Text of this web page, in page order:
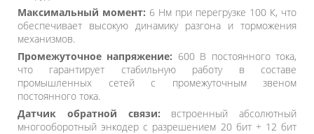
Максимальный момент: 6 Нм при перегрузке 100 К, что
обеспечивает высокую динамику разгона и торможения
механизмов.
Промежуточное напряжение: 600 В постоянного тока,
что гарантирует стабильную работу в составе
промышленных сетей с промежуточным звеном
постоянного тока.
Датчик обратной связи: встроенный абсолютный
многооборотный энкодер с разрешением 20 бит + 12 бит